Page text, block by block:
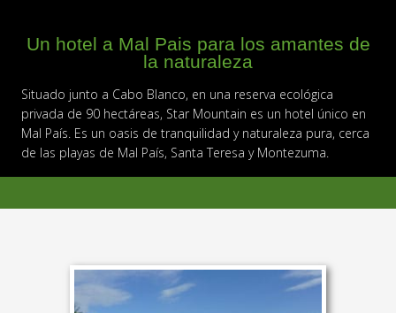
Un hotel a Mal Pais para los amantes de
la naturaleza
Situado junto a Cabo Blanco, en una reserva ecológica
privada de 90 hectáreas, Star Mountain es un hotel único en
Mal País. Es un oasis de tranquilidad y naturaleza pura, cerca
de las playas de Mal País, Santa Teresa y Montezuma.